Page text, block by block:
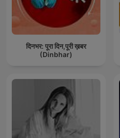
दिनभर: पूरा दिन,पूरी ख़बर
(Dinbhar)